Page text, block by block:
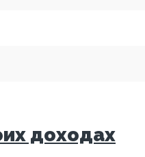
доходах